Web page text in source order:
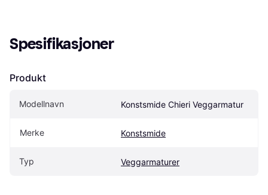
Spesifikasjoner
Produkt
Modellnavn Konstsmide Chieri Veggarmatur
Merke Konstsmide
Typ Veggarmaturer